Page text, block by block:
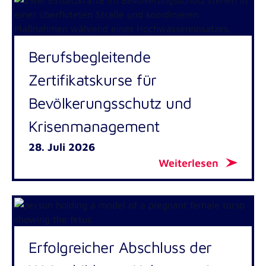
Outgoing
Berufsbegleitende
Zertifikatskurse für
Bevölkerungsschutz und
Krisenmanagement
28. Juli 2026
Weiterlesen
Erfolgreicher Abschluss der